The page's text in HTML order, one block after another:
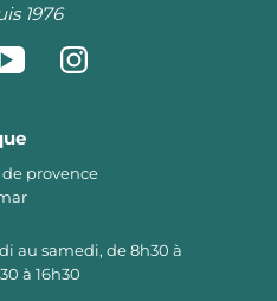
1976
de provence
au samedi, de 8h30 à
à 16h30